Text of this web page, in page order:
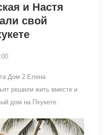
и Настя
свой
Дом 2 Елена
решили жить вместе и
дом на Пхукете.